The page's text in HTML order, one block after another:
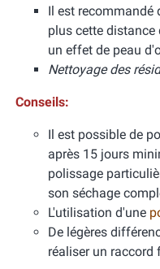
Il est recommandé
plus cette distance
un effet de peau
Nettoyage des
Conseils:
Il est possible de
après 15 jours
polissage
son séchage
L'utilisation d'une
De légères
réaliser un raccord